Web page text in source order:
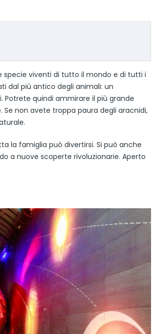
specie viventi di tutto il mondo e di tutti i
dal più antico degli animali: un
Potrete quindi ammirare il più grande
non avete troppa paura degli aracnidi,
la famiglia può divertirsi. Si può anche
a nuove scoperte rivoluzionarie. Aperto